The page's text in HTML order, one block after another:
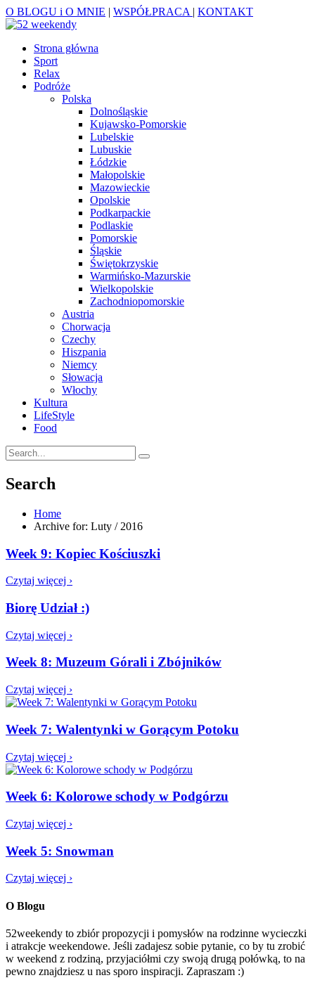
O BLOGU i O MNIE | WSPÓŁPRACA | KONTAKT
Strona główna
Sport
Relax
Podróże
Polska
Dolnośląskie
Kujawsko-Pomorskie
Lubelskie
Lubuskie
Łódzkie
Małopolskie
Mazowieckie
Opolskie
Podkarpackie
Podlaskie
Pomorskie
Śląskie
Świętokrzyskie
Warmińsko-Mazurskie
Wielkopolskie
Zachodniopomorskie
Austria
Chorwacja
Czechy
Hiszpania
Niemcy
Słowacja
Włochy
Kultura
LifeStyle
Food
Search
Home
Archive for: Luty / 2016
Week 9: Kopiec Kościuszki
Czytaj więcej ›
Biorę Udział :)
Czytaj więcej ›
Week 8: Muzeum Górali i Zbójników
Czytaj więcej ›
Week 7: Walentynki w Gorącym Potoku
Czytaj więcej ›
Week 6: Kolorowe schody w Podgórzu
Czytaj więcej ›
Week 5: Snowman
Czytaj więcej ›
O Blogu
52weekendy to zbiór propozycji i pomysłów na rodzinne wycieczki
i atrakcje weekendowe. Jeśli zadajesz sobie pytanie, co by tu zrobić
w weekend z rodziną, przyjaciółmi czy swoją drugą połówką, to na
pewno znajdziesz u nas sporo inspiracji. Zapraszam :)